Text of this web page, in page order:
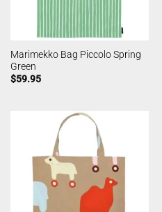
Marimekko Bag Piccolo Spring
Green
$59.95